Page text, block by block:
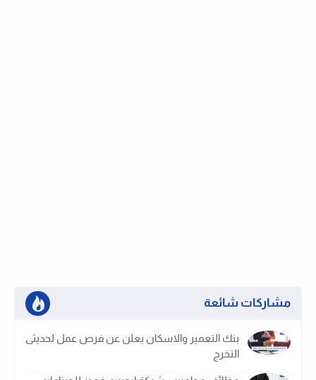
مشاركات شائعة
بنك التعمير والاسكان يعلن عن فرص عمل لحديثى
التخرج